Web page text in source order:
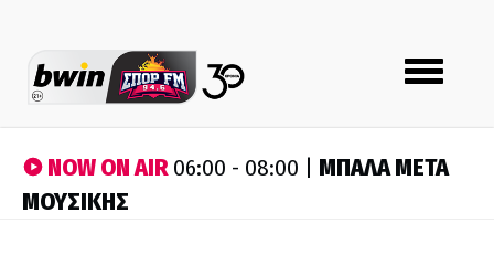
Toggle
navigation
NOW ON AIR06:00 - 08:00 | ΜΠΑΛΑ ΜΕΤΑ
ΜΟΥΣΙΚΗΣ